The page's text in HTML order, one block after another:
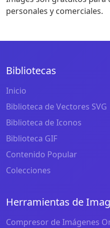
personales y comerciales.
Bibliotecas
Inicio
Biblioteca de Vectores SVG
Biblioteca de Iconos
Biblioteca GIF
Contenido Popular
Colecciones
Herramientas de
Compresor de Imágenes